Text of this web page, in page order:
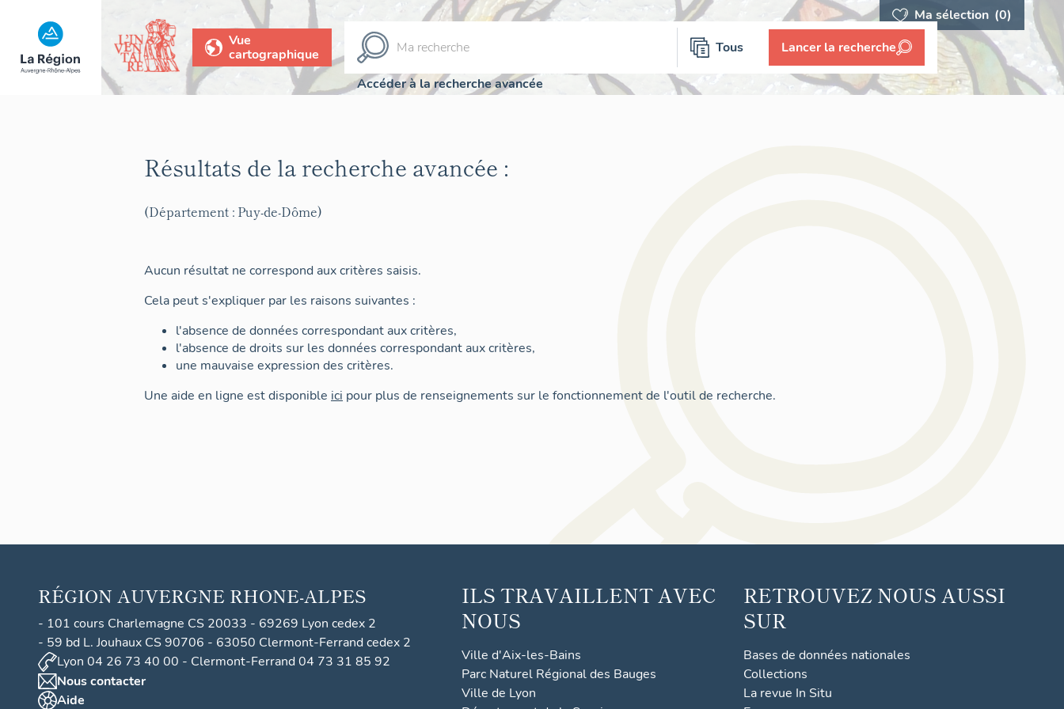
Ma sélection (0)
Vue
cartographique
Tous Lancer la recherche
Accéder à la recherche avancée
Résultats de la recherche avancée :
(Département : Puy-de-Dôme)
Aucun résultat ne correspond aux critères saisis.
Cela peut s'expliquer par les raisons suivantes :
l'absence de données correspondant aux critères,
l'absence de droits sur les données correspondant aux critères,
une mauvaise expression des critères.
Une aide en ligne est disponible ici pour plus de renseignements sur le fonctionnement de l'outil de recherche.
RÉGION AUVERGNE RHONE-ALPES
- 101 cours Charlemagne CS 20033 - 69269 Lyon cedex 2
- 59 bd L. Jouhaux CS 90706 - 63050 Clermont-Ferrand cedex 2
Lyon 04 26 73 40 00 - Clermont-Ferrand 04 73 31 85 92
Nous contacter
Aide
ILS TRAVAILLENT AVEC
NOUS
Ville d'Aix-les-Bains
Parc Naturel Régional des Bauges
Ville de Lyon
RETROUVEZ NOUS AUSSI
SUR
Bases de données nationales
Collections
La revue In Situ